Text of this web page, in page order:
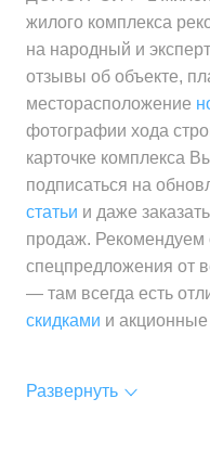
жилого комплекса
на народный и
отзывы об объекте,
месторасположение
фотографии хода
карточке комплекса
подписаться на
статьи и даже
продаж. Рекомендуем
спецпредложения от
— там всегда есть
скидками и
Развернуть